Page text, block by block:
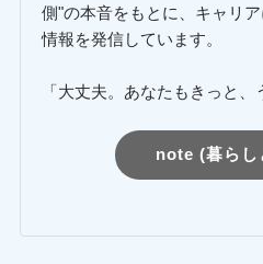
側"の本音をもとに、キャリ
情報を発信しています。
「大丈夫。あなたもきっと、
note (暮らし